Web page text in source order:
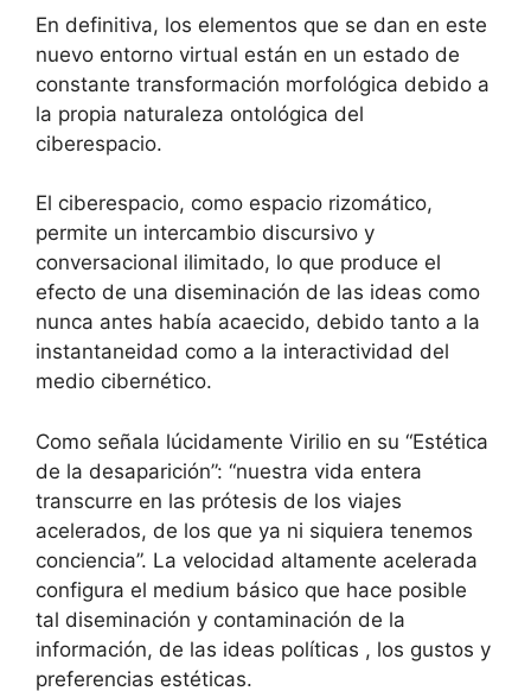
En definitiva, los elementos que se dan en este
nuevo entorno virtual están en un estado de
constante transformación morfológica debido a
la propia naturaleza ontológica del
ciberespacio.
El ciberespacio, como espacio rizomático,
permite un intercambio discursivo y
conversacional ilimitado, lo que produce el
efecto de una diseminación de las ideas como
nunca antes había acaecido, debido tanto a la
instantaneidad como a la interactividad del
medio cibernético.
Como señala lúcidamente Virilio en su “Estética
de la desaparición”: “nuestra vida entera
transcurre en las prótesis de los viajes
acelerados, de los que ya ni siquiera tenemos
conciencia”. La velocidad altamente acelerada
configura el medium básico que hace posible
tal diseminación y contaminación de la
información, de las ideas políticas , los gustos y
preferencias estéticas.